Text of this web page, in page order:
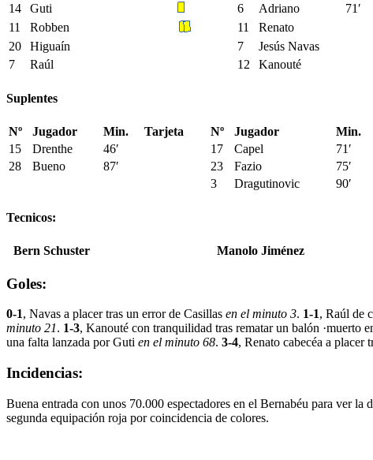
14
Guti 6 Adriano
71′
11
Robben 11
Renato
20
Higuaín 7
Jesús Navas
7
Raúl 12 Kanouté
Suplentes
Nº Jugador Min. Tarjeta Nº Jugador Min.
15
Drenthe 46′ 17 Capel
71′
28
Bueno 87′ 23 Fazio
75′
3
Dragutinovic 90′
Tecnicos:
Bern Schuster Manolo Jiménez
Goles:
0-1, Navas a placer tras un error de Casillas en el minuto 3. 1-1, Raúl de
minuto 21. 1-3, Kanouté con tranquilidad tras rematar un balón ·muerto
una falta lanzada por Guti en el minuto 68. 3-4, Renato cabecéa a placer
Incidencias:
Buena entrada con unos 70.000 espectadores en el Bernabéu para ver
segunda equipación roja por coincidencia de colores.